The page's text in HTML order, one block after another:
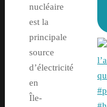
nucléaire
est la
principale
source
d’électricité
en
Île-